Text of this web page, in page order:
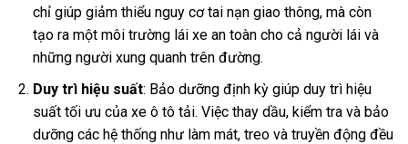
chỉ giúp giảm thiểu nguy cơ tai nạn giao thông, mà còn
tạo ra một môi trường lái xe an toàn cho cả người lái và
những người xung quanh trên đường.
Duy trì hiệu suất: Bảo dưỡng định kỳ giúp duy trì hiệu
suất tối ưu của xe ô tô tải. Việc thay dầu, kiểm tra và bảo
dưỡng các hệ thống như làm mát, treo và truyền động đều